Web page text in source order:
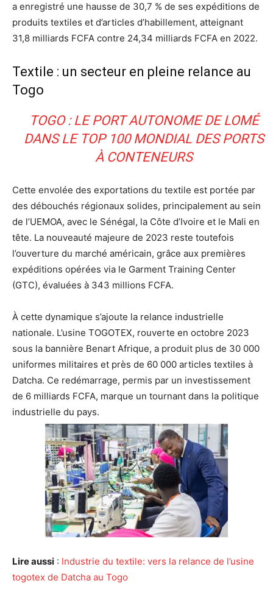
a enregistré une hausse de 30,7 % de ses expéditions de
produits textiles et d’articles d’habillement, atteignant
31,8 milliards FCFA contre 24,34 milliards FCFA en 2022.
Textile : un secteur en pleine relance au
Togo
TOGO : LE PORT AUTONOME DE LOMÉ
DANS LE TOP 100 MONDIAL DES PORTS
À CONTENEURS
Cette envolée des exportations du textile est portée par
des débouchés régionaux solides, principalement au sein
de l’UEMOA, avec le Sénégal, la Côte d’Ivoire et le Mali en
tête. La nouveauté majeure de 2023 reste toutefois
l’ouverture du marché américain, grâce aux premières
expéditions opérées via le Garment Training Center
(GTC), évaluées à 343 millions FCFA.
À cette dynamique s’ajoute la relance industrielle
nationale. L’usine TOGOTEX, rouverte en octobre 2023
sous la bannière Benart Afrique, a produit plus de 30 000
uniformes militaires et près de 60 000 articles textiles à
Datcha. Ce redémarrage, permis par un investissement
de 6 milliards FCFA, marque un tournant dans la politique
industrielle du pays.
Lire aussi : Industrie du textile: vers la relance de l’usine
togotex de Datcha au Togo